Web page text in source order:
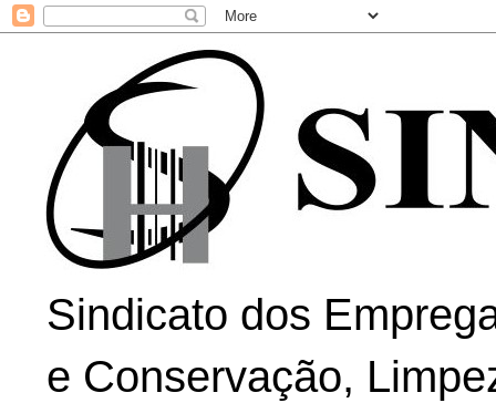
Sindicato dos
e Conservação,